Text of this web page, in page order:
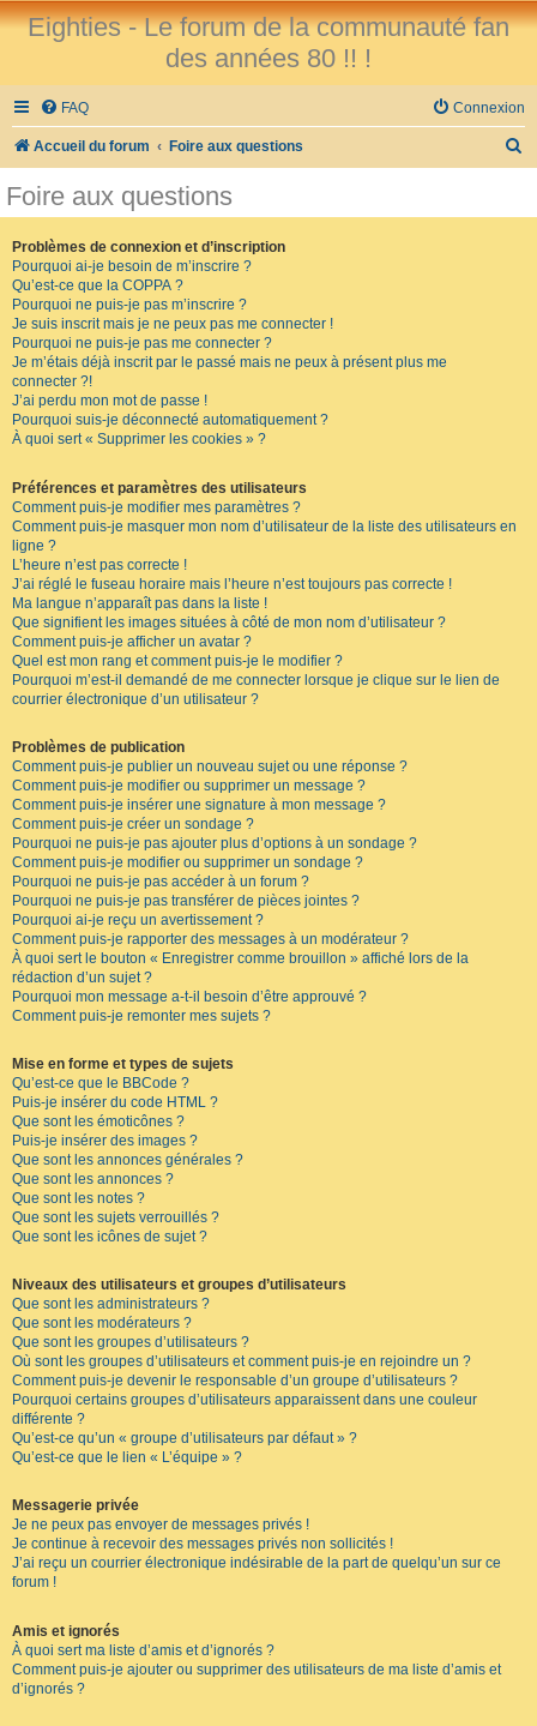
Eighties - Le forum de la communauté fan
des années 80 !! !
FAQ Connexion
Accueil du forum Foire aux questions
Foire aux questions
Problèmes de connexion et d’inscription
Pourquoi ai-je besoin de m’inscrire ?
Qu’est-ce que la COPPA ?
Pourquoi ne puis-je pas m’inscrire ?
Je suis inscrit mais je ne peux pas me connecter !
Pourquoi ne puis-je pas me connecter ?
Je m’étais déjà inscrit par le passé mais ne peux à présent plus me
connecter ?!
J’ai perdu mon mot de passe !
Pourquoi suis-je déconnecté automatiquement ?
À quoi sert « Supprimer les cookies » ?
Préférences et paramètres des utilisateurs
Comment puis-je modifier mes paramètres ?
Comment puis-je masquer mon nom d’utilisateur de la liste des utilisateurs en
ligne ?
L’heure n’est pas correcte !
J’ai réglé le fuseau horaire mais l’heure n’est toujours pas correcte !
Ma langue n’apparaît pas dans la liste !
Que signifient les images situées à côté de mon nom d’utilisateur ?
Comment puis-je afficher un avatar ?
Quel est mon rang et comment puis-je le modifier ?
Pourquoi m’est-il demandé de me connecter lorsque je clique sur le lien de
courrier électronique d’un utilisateur ?
Problèmes de publication
Comment puis-je publier un nouveau sujet ou une réponse ?
Comment puis-je modifier ou supprimer un message ?
Comment puis-je insérer une signature à mon message ?
Comment puis-je créer un sondage ?
Pourquoi ne puis-je pas ajouter plus d’options à un sondage ?
Comment puis-je modifier ou supprimer un sondage ?
Pourquoi ne puis-je pas accéder à un forum ?
Pourquoi ne puis-je pas transférer de pièces jointes ?
Pourquoi ai-je reçu un avertissement ?
Comment puis-je rapporter des messages à un modérateur ?
À quoi sert le bouton « Enregistrer comme brouillon » affiché lors de la
rédaction d’un sujet ?
Pourquoi mon message a-t-il besoin d’être approuvé ?
Comment puis-je remonter mes sujets ?
Mise en forme et types de sujets
Qu’est-ce que le BBCode ?
Puis-je insérer du code HTML ?
Que sont les émoticônes ?
Puis-je insérer des images ?
Que sont les annonces générales ?
Que sont les annonces ?
Que sont les notes ?
Que sont les sujets verrouillés ?
Que sont les icônes de sujet ?
Niveaux des utilisateurs et groupes d’utilisateurs
Que sont les administrateurs ?
Que sont les modérateurs ?
Que sont les groupes d’utilisateurs ?
Où sont les groupes d’utilisateurs et comment puis-je en rejoindre un ?
Comment puis-je devenir le responsable d’un groupe d’utilisateurs ?
Pourquoi certains groupes d’utilisateurs apparaissent dans une couleur
différente ?
Qu’est-ce qu’un « groupe d’utilisateurs par défaut » ?
Qu’est-ce que le lien « L’équipe » ?
Messagerie privée
Je ne peux pas envoyer de messages privés !
Je continue à recevoir des messages privés non sollicités !
J’ai reçu un courrier électronique indésirable de la part de quelqu’un sur ce
forum !
Amis et ignorés
À quoi sert ma liste d’amis et d’ignorés ?
Comment puis-je ajouter ou supprimer des utilisateurs de ma liste d’amis et
d’ignorés ?